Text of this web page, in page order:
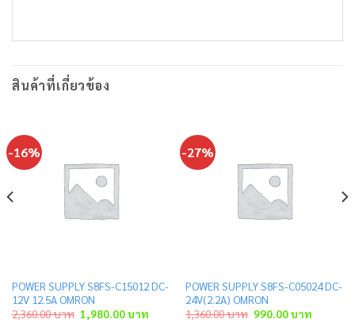
สินค้าที่เกี่ยวข้อง
-16%
POWER SUPPLY S8FS-C15012 DC-
12V 12.5A OMRON
2,360.00บาท Original
price
1,980.00บาทCurrent
price
-27%
POWER SUPPLY S8FS-C05024 DC-
24V(2.2A) OMRON
1,360.00บาท Original
price
990.00บาทCurrent
price